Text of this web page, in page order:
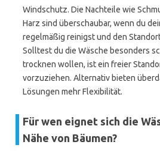
Windschutz. Die Nachteile wie
Harz sind überschaubar, wenn du
regelmäßig reinigst und den
Solltest du die Wäsche besonders
trocknen wollen, ist ein freier
vorzuziehen. Alternativ bieten
Lösungen mehr Flexibilität.
Für wen eignet sich die
Nähe von Bäumen?